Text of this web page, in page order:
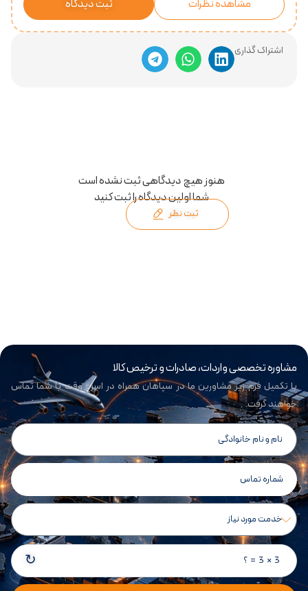
ثبت دیدگاه مشاهده نظرات
اشتراک گذاری
هنوز هیچ دیدگاهی ثبت نشده است
شما اولین دیدگاه را ثبت کنید
ثبت نظر
مشاوره تخصصی واردات، صادرات و ترخیص کالا
با تکمیل فرم زیر مشاورین ما در سپاهان همراه در اسرع وقت با شما تماس
خواهند گرفت.
3 × 3 = ؟ ↻